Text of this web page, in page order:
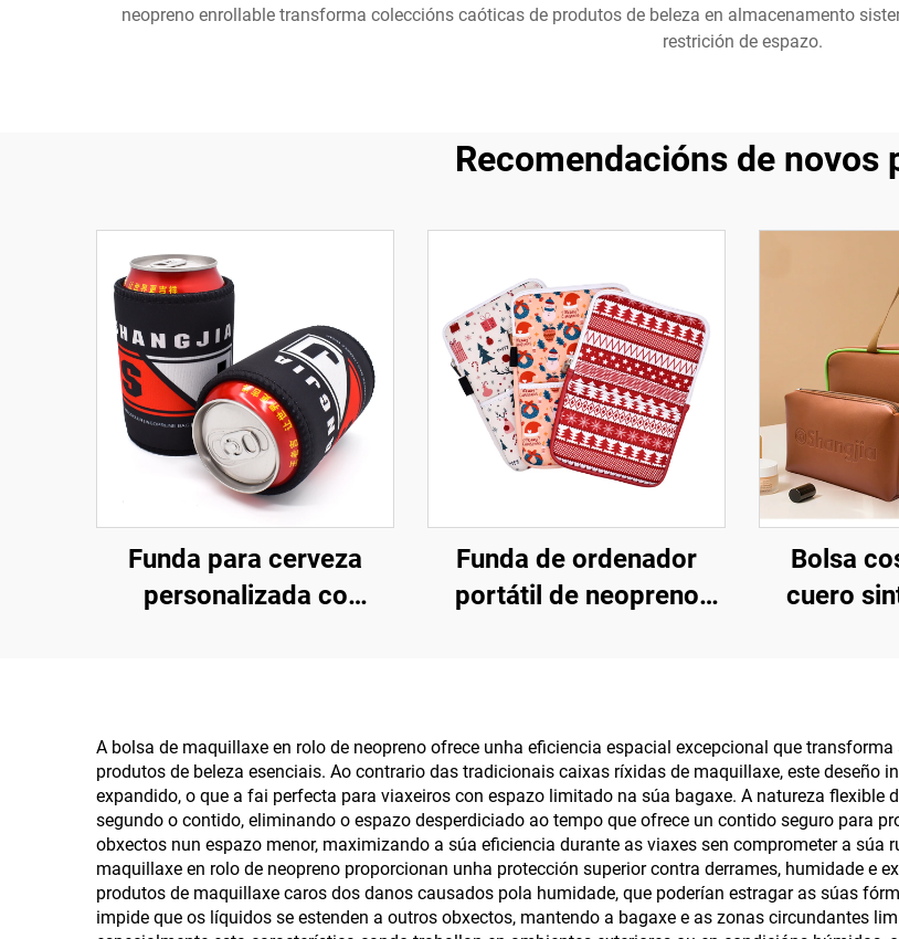
neopreno enrollable transforma coleccións caóticas de produtos de beleza en almacenamento
restrición de espazo.
Recomendacións de novos
Funda para cerveza
personalizada co
latas, soporte magnético
para botellas curtas
Funda de ordenador
portátil de neopreno
Estilo empresarial e para
viaxes, impermeable,
duradeira, protectora e a
prueba de choques
Bolsa
cuero
bolsa
A bolsa de maquillaxe en rolo de neopreno ofrece unha eficiencia espacial excepcional que
produtos de beleza esenciais. Ao contrario das tradicionais caixas ríxidas de maquillaxe, este deseño
expandido, o que a fai perfecta para viaxeiros con espazo limitado na súa bagaxe. A natureza flexible
segundo o contido, eliminando o espazo desperdiciado ao tempo que ofrece un contido seguro para
obxectos nun espazo menor, maximizando a súa eficiencia durante as viaxes sen comprometer a
maquillaxe en rolo de neopreno proporcionan unha protección superior contra derrames, humidade e
produtos de maquillaxe caros dos danos causados pola humidade, que poderían estragar as súas
impide que os líquidos se estenden a outros obxectos, mantendo a bagaxe e as zonas circundantes